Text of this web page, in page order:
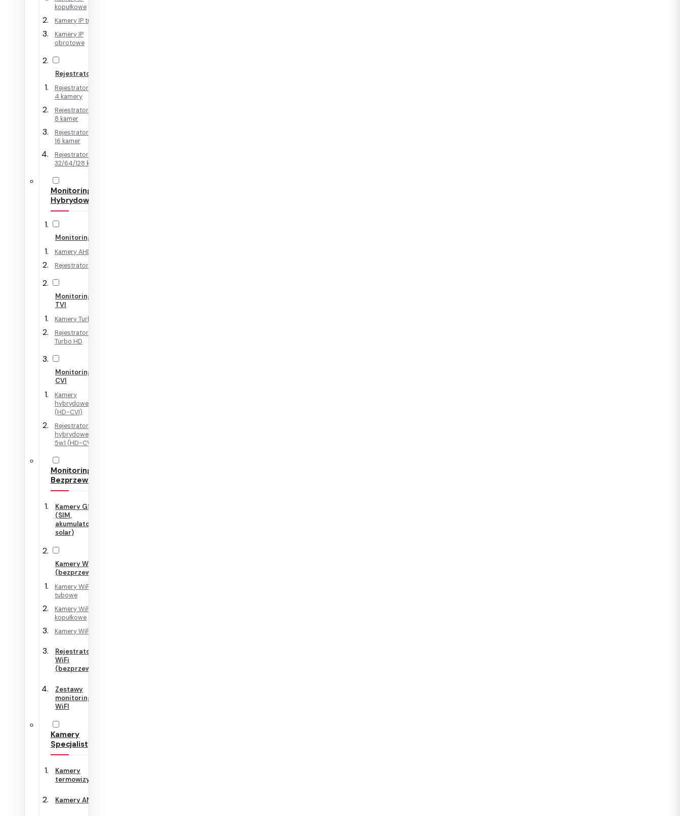
kopułkowe
Kamery IP tubowe
Kamery IP
obrotowe
Rejestratory IP
Rejestratory IP na
4 kamery
Rejestratory IP na
8 kamer
Rejestratory IP na
16 kamer
Rejestratory IP na
32/64/128 kamer
Monitoring
Hybrydowy
Monitoring AHD
Kamery AHD
Rejestratory AHD
Monitoring HD-
TVI
Kamery Turbo HD
Rejestratory
Turbo HD
Monitoring HD-
CVI
Kamery
hybrydowe 4w1
(HD-CVI)
Rejestratory
hybrydowe + IP
5w1 (HD-CVI)
Monitoring
Bezprzewodowy
Kamery GSM
(SIM,
akumulator,
solar)
Kamery WiFi
(bezprzewodowe)
Kamery WiFi
tubowe
Kamery WiFi
kopułkowe
Kamery WiFi Cube
Rejestratory
WiFi
(bezprzewodowe)
Zestawy
monitoringu
WiFI
Kamery
Specjalistyczne
Kamery
termowizyjne
Kamery ANPR